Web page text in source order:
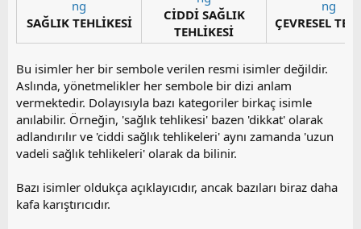
SAĞLIK TEHLİKESİ
CİDDİ SAĞLIK
TEHLİKESİ
ÇEVRESEL
Bu isimler her bir sembole verilen resmi isimler değildir.
Aslında, yönetmelikler her sembole bir dizi anlam
vermektedir. Dolayısıyla bazı kategoriler birkaç isimle
anılabilir. Örneğin, 'sağlık tehlikesi' bazen 'dikkat' olarak
adlandırılır ve 'ciddi sağlık tehlikeleri' aynı zamanda 'uzun
vadeli sağlık tehlikeleri' olarak da bilinir.
Bazı isimler oldukça açıklayıcıdır, ancak bazıları biraz daha
kafa karıştırıcıdır.